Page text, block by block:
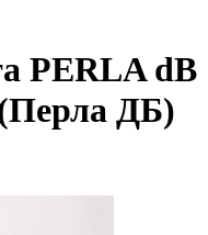
PERLA dB
ДБ)